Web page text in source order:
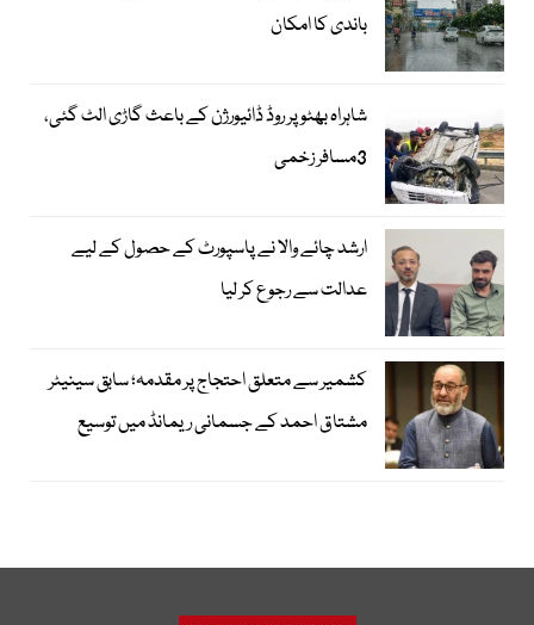
باندی کا امکان
شاہراہ بھٹو پر روڈ ڈائیورژن کے باعث گاڑی الٹ گئی،
3مسافر زخمی
ارشد چائے والا نے پاسپورٹ کے حصول کے لیے
عدالت سے رجوع کر لیا
کشمیر سے متعلق احتجاج پر مقدمہ؛ سابق سینیٹر
مشتاق احمد کے جسمانی ریمانڈ میں توسیع